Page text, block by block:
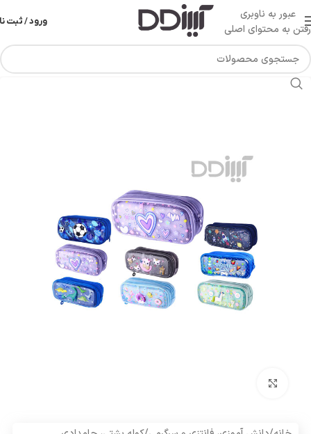
عبور به ناوبری
رفتن به محتوای اصلی
ورود / ثبت